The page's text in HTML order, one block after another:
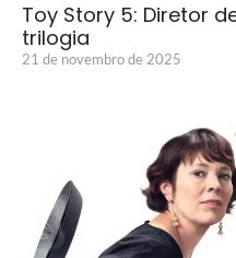
Toy Story 5: Diretor
trilogia
21 de novembro de 2025